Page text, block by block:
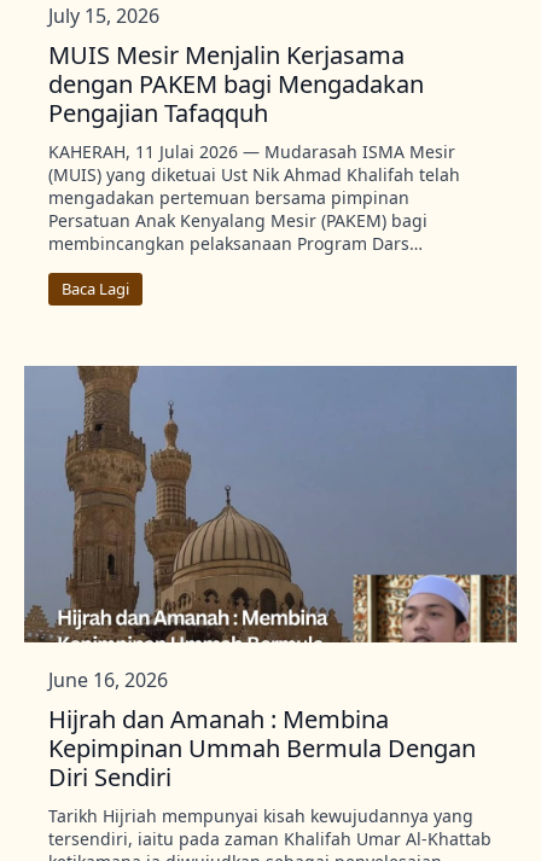
MUIS Mesir Menjalin Kerjasama
dengan PAKEM bagi Mengadakan
Pengajian Tafaqquh
July 15, 2026
KAHERAH, 11 Julai 2026 — Mudarasah ISMA Mesir
(MUIS) yang diketuai Ust Nik Ahmad Khalifah telah
mengadakan pertemuan bersama pimpinan
Persatuan Anak Kenyalang Mesir (PAKEM) bagi
membincangkan pelaksanaan Program Dars…
Baca Lagi
Hijrah dan Amanah : Membina
Kepimpinan Ummah Bermula Dengan
Diri Sendiri
June 16, 2026
Tarikh Hijriah mempunyai kisah kewujudannya yang
tersendiri, iaitu pada zaman Khalifah Umar Al-Khattab